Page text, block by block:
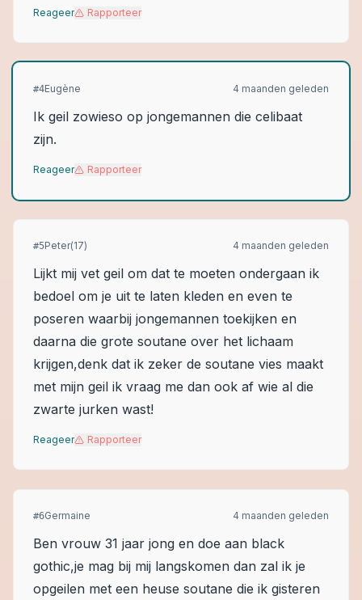
Reageer Rapporteer
#4Eugène 4 maanden geleden
Ik geil zowieso op jongemannen die celibaat
zijn.
Reageer Rapporteer
#5Peter(17) 4 maanden geleden
Lijkt mij vet geil om dat te moeten ondergaan ik
bedoel om je uit te laten kleden en even te
poseren waarbij jongemannen toekijken en
daarna die grote soutane over het lichaam
krijgen,denk dat ik zeker de soutane vies maakt
met mijn geil ik vraag me dan ook af wie al die
zwarte jurken wast!
Reageer Rapporteer
#6Germaine 4 maanden geleden
Ben vrouw 31 jaar jong en doe aan black
gothic,je mag bij mij langskomen dan zal ik je
opgeilen met een heuse soutane die ik gisteren